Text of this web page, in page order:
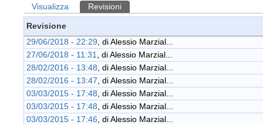
Schede primarie
Visualizza Revisioni
Revisione
29/06/2018 - 22:29 , diAlessio Marzial...
27/06/2018 - 11:31
, diAlessio Marzial...
28/02/2016 - 13:48 , diAlessio Marzial...
28/02/2016 - 13:47 , diAlessio Marzial...
03/03/2015 - 17:48 , diAlessio Marzial...
03/03/2015 - 17:48 , diAlessio Marzial...
03/03/2015 - 17:46 , diAlessio Marzial...